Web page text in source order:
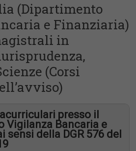
(Dipartimento
e Finanziaria)
in
(Corsi
presso il
Vigilanza Bancaria e
sensi della DGR 576 del